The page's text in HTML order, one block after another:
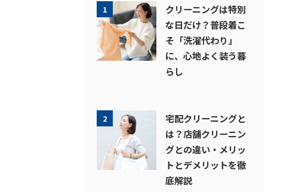
1
クリーニングは特別
な日だけ？普段着こ
そ「洗濯代わり」
に、心地よく装う暮
らし
2
宅配クリーニングと
は？店舗クリーニン
グとの違い・メリッ
トとデメリットを徹
底解説